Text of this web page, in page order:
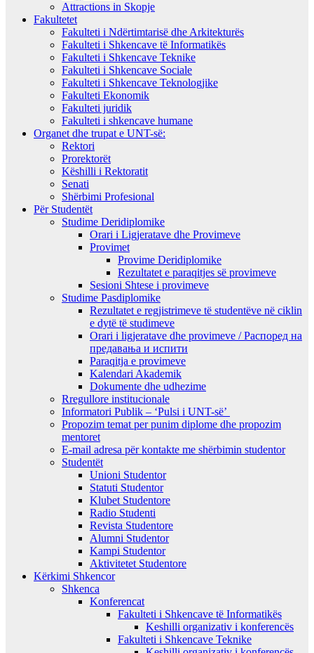
Attractions in Skopje
Fakultetet
Fakulteti i Ndërtimtarisë dhe Arkitekturës
Fakulteti i Shkencave të Informatikës
Fakulteti i Shkencave Teknike
Fakulteti i Shkencave Sociale
Fakulteti i Shkencave Teknologjike
Fakulteti Ekonomik
Fakulteti juridik
Fakulteti i shkencave humane
Organet dhe trupat e UNT-së:
Rektori
Prorektorët
Këshilli i Rektoratit
Senati
Shërbimi Profesional
Për Studentët
Studime Deridiplomike
Orari i Ligjeratave dhe Provimeve
Provimet
Provime Deridiplomike
Rezultatet e paraqitjes së provimeve
Sesioni Shtese i provimeve
Studime Pasdiplomike
Rezultatet e regjistrimeve të studentëve në ciklin
e dytë të studimeve
Orari i ligjeratave dhe provimeve / Распоред на
предавањa и испити
Paraqitja e provimeve
Kalendari Akademik
Dokumente dhe udhezime
Rregullore institucionale
Informatori Publik – ‘Pulsi i UNT-së’
Propozim temat per punim diplome dhe propozim
mentoret
E-mail adresa për kontakte me shërbimin studentor
Studentët
Unioni Studentor
Statuti Studentor
Klubet Studentore
Radio Studenti
Revista Studentore
Alumni Studentor
Kampi Studentor
Aktivitetet Studentore
Kërkimi Shkencor
Shkenca
Konferencat
Fakulteti i Shkencave të Informatikës
Keshilli organizativ i konferencës
Fakulteti i Shkencave Teknike